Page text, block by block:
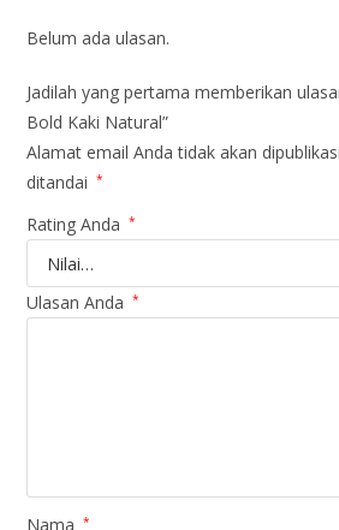
Belum ada ulasan.
Jadilah yang pertama memberikan
Bold Kaki Natural”
Alamat email Anda tidak akan
ditandai
*
Rating Anda *
Ulasan Anda *
Nama *